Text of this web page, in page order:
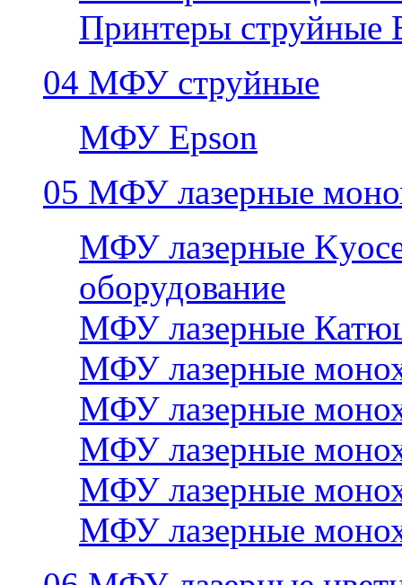
Принтеры струйные
04 МФУ струйные
МФУ Epson
05 МФУ лазерные
МФУ лазерные
оборудование
МФУ лазерные
МФУ лазерные
МФУ лазерные
МФУ лазерные
МФУ лазерные
МФУ лазерные